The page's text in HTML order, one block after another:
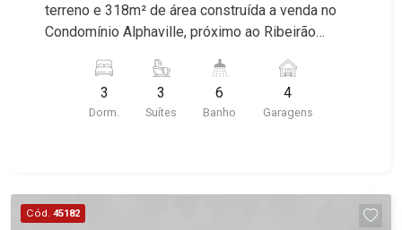
terreno e 318m² de área construída a venda no
Condomínio Alphaville, próximo ao Ribeirão
Alphaville, Ribeirão Preto/SP. Conheça as
características deste imóvel que a Martinelli
Imobiliária selecionou para você: - 471m² de área
- Dependência de empregada - Varanda gourmet
com churrasqueira - Piscina - Vestiário - Quintal -
3
Dorm.
3
Suítes
6
Banho
4
Garagens
Cód. 45182